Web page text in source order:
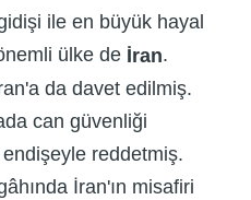
ile en büyük hayal
ülke de İran.
da davet edilmiş.
can güvenliği
reddetmiş.
İran'ın misafiri